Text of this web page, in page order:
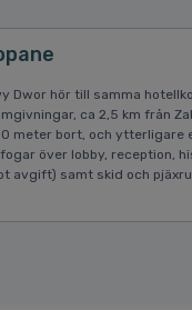
hör till samma
ca 2,5 km från
meter bort, och ytterligare
över lobby, reception,
avgift) samt skid och